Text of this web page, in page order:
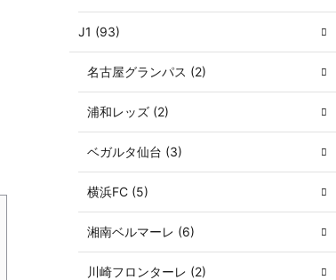
J1 (93)
名古屋グランパス (2)
浦和レッズ (2)
ベガルタ仙台 (3)
横浜FC (5)
湘南ベルマーレ (6)
川崎フロンターレ (2)